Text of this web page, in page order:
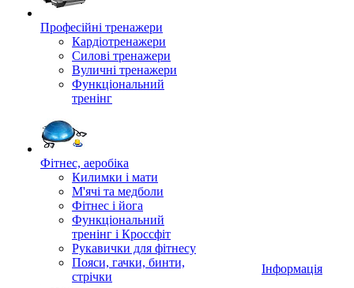
Професійні тренажери
Кардіотренажери
Силові тренажери
Вуличні тренажери
Функціональний
тренінг
Фітнес, аеробіка
Килимки і мати
М'ячі та медболи
Фітнес і йога
Функціональний
тренінг і Кроссфіт
Рукавички для фітнесу
Пояси, гачки, бинти,
стрічки
Інформація